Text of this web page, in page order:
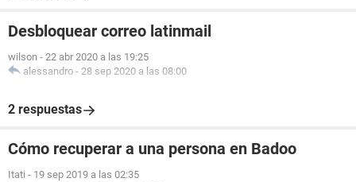
Desbloquear correo latinmail
wilson - 22 abr 2020 a las 19:25
alessandro - 28 sep 2020 a las 08:00
2 respuestas
Cómo recuperar a una persona en Badoo
Itati - 19 sep 2019 a las 02:35